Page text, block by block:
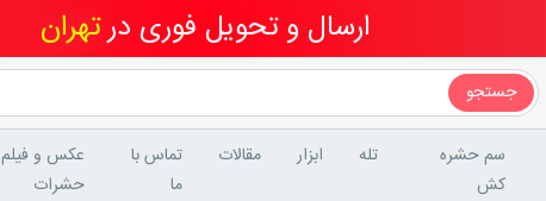
ارسال و تحویل فوری در
جستجو
سم حشره
کش
تله ابزار مقالات
تماس با
ما
عکس و فیلم
حشرات